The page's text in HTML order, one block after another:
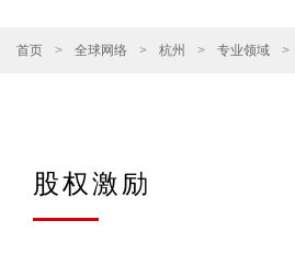
首页 > 全球网络 > 杭州 > 专业领域 >
股权激励